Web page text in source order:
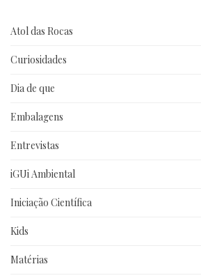
Atol das Rocas
Curiosidades
Dia de que
Embalagens
Entrevistas
iGUi Ambiental
Iniciação Científica
Kids
Matérias